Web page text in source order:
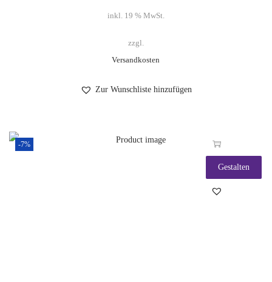
inkl. 19 % MwSt.
zzgl.
Versandkosten
Zur Wunschliste hinzufügen
-7%
Gestalten